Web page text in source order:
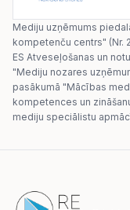
Mediju uzņēmums
kompetenču centrs" (Nr.
ES Atveseļošanas un
"Mediju nozares
pasākumā "Mācības
kompetences un
mediju speciālistu